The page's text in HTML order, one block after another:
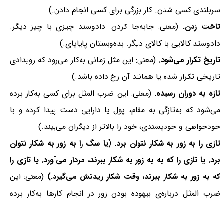
سربلندی کسی شدن. کار بزرگی برای کسی انجام دادن.)
تاخت زدن. (معنی: جابه‌جا کردن. دادوستد چیزی با چیز دیگر.
دادوستد کالایی با کالای دیگر. بده‌وبستان پایاپای.)
تاریخ تکرار می‌شود. (معنی: این مثل زمانی به‌کار می‌رود که رویدادی
تاریخی تکرار شده یا همانند آن رخ داده باشد.)
تازه به دوران رسیده. (معنی: این ضرب المثل برای کسی به‌کار برده
می‌شود که به‌تازگی به مقام، پول یا دارایی دست پیدا کرده و با
خودخواهی و خودپسندی، خود را بالاتر از دیگران می‌بیند.)
تازی را به زور به شکار نتوان برد. (یا سگ را به زور به شکار نتوان
برد. یا تازی را که به به زور به شکار ببرند، مردار می‌آورد. یا تازی را
که به زور به شکار ببرند، وقت شکار ریدنش می‌گیرد.) (معنی: این
ضرب المثل درباره‌ی بیهوده بودن زور در انجام کارها به‌کار برده